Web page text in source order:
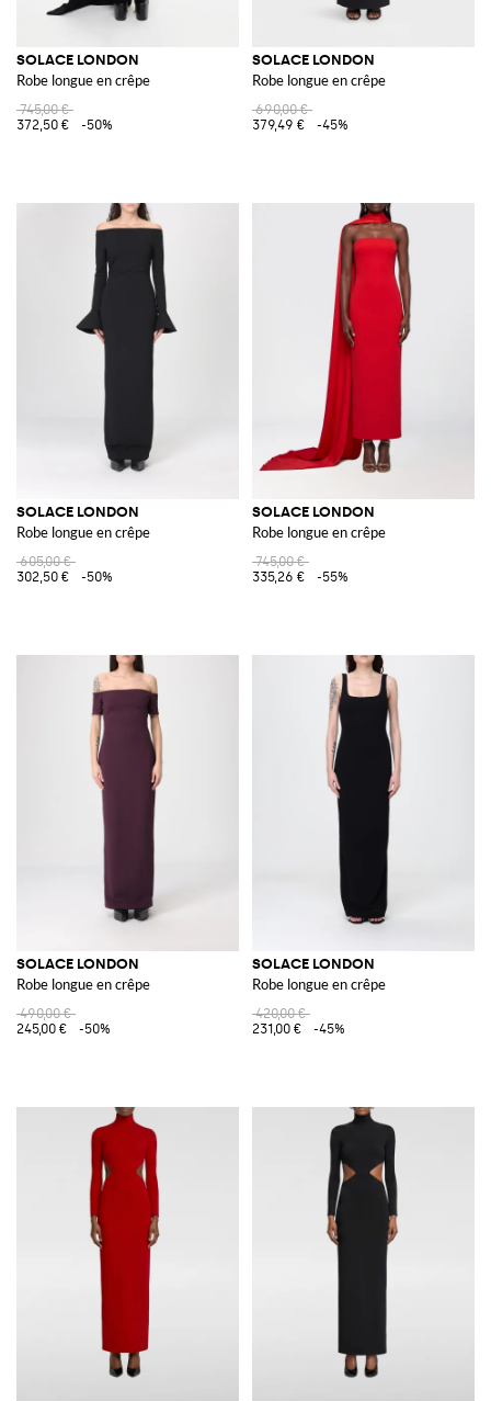
SOLACE LONDON
Robe longue en crêpe
745,00 €
372,50 €
-50%
SOLACE LONDON
Robe longue en crêpe
690,00 €
379,49 €
-45%
SOLACE LONDON
Robe longue en crêpe
605,00 €
302,50 €
-50%
SOLACE LONDON
Robe longue en crêpe
745,00 €
335,26 €
-55%
SOLACE LONDON
Robe longue en crêpe
490,00 €
245,00 €
-50%
SOLACE LONDON
Robe longue en crêpe
420,00 €
231,00 €
-45%